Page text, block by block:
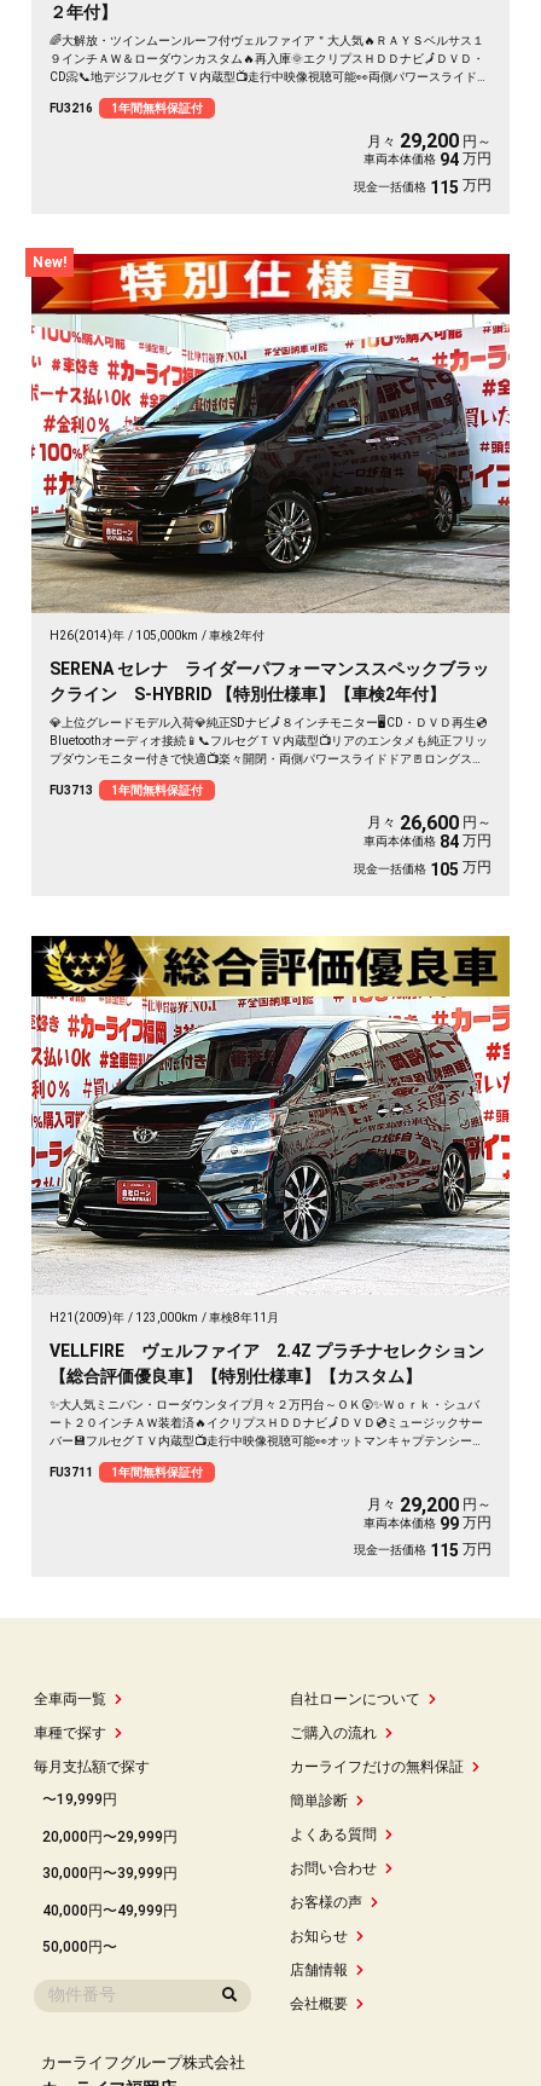
２年付】
🌈大解放・ツインムーンルーフ付ヴェルファイア＂大人気🔥ＲＡＹＳベルサス１
９インチＡＷ＆ローダウンカスタム🔥再入庫🌞エクリプスＨＤＤナビ🗾ＤＶＤ・
CD📀📞地デジフルセグＴＶ内蔵型📺走行中映像視聴可能👀両側パワースライドド
ダウンモニター搭載📺⚡多数装備付きの人気ミニバン・月々２万円台～ＯＫ😲
FU3216 1年間無料保証付
月々 29,200 円～
車両本体価格 94 万円
現金一括価格 115 万円
New!
H26(2014)年 105,000km 車検2年付
SERENA セレナ ライダーパフォーマンススペックブラッ
クライン S-HYBRID 【特別仕様車】【車検2年付】
💎上位グレードモデル入荷💎純正SDナビ🗾８インチモニター🖥️CD・ＤＶＤ再生💿
Bluetoothオーディオ接続📱📞フルセグＴＶ内蔵型📺リアのエンタメも純正フリッ
プダウンモニター付きで快適📺楽々開閉・両側パワースライドドア🚪ロングスラ
新品タイヤ装着🛞🚗
FU3713 1年間無料保証付
月々 26,600 円～
車両本体価格 84 万円
現金一括価格 105 万円
H21(2009)年 123,000km 車検8年11月
VELLFIRE ヴェルファイア 2.4Z プラチナセレクション
【総合評価優良車】【特別仕様車】【カスタム】
✨大人気ミニバン・ローダウンタイプ月々２万円台～ＯＫ😲✨Ｗｏｒｋ・シュバ
ート２０インチＡＷ装着済🔥イクリプスＨＤＤナビ🗾ＤＶＤ💿ミュージックサー
バー💾フルセグＴＶ内蔵型📺走行中映像視聴可能👀オットマンキャプテンシート
クドアーでボタン・リモコン楽々開閉🔘🌈
FU3711 1年間無料保証付
月々 29,200 円～
車両本体価格 99 万円
現金一括価格 115 万円
全車両一覧
車種で探す
毎月支払額で探す
〜19,999円
20,000円〜29,999円
30,000円〜39,999円
40,000円〜49,999円
50,000円〜
自社ローンについて
ご購入の流れ
カーライフだけの無料保証
簡単診断
よくある質問
お問い合わせ
お客様の声
お知らせ
店舗情報
会社概要
カーライフグループ株式会社